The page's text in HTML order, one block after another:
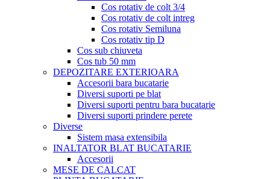
Cos rotativ de colt 3/4
Cos rotativ de colt intreg
Cos rotativ Semiluna
Cos rotativ tip D
Cos sub chiuveta
Cos tub 50 mm
DEPOZITARE EXTERIOARA
Accesorii bara bucatarie
Diversi suporti pe blat
Diversi suporti pentru bara bucatarie
Diversi suporti prindere perete
Diverse
Sistem masa extensibila
INALTATOR BLAT BUCATARIE
Accesorii
MESE DE CALCAT